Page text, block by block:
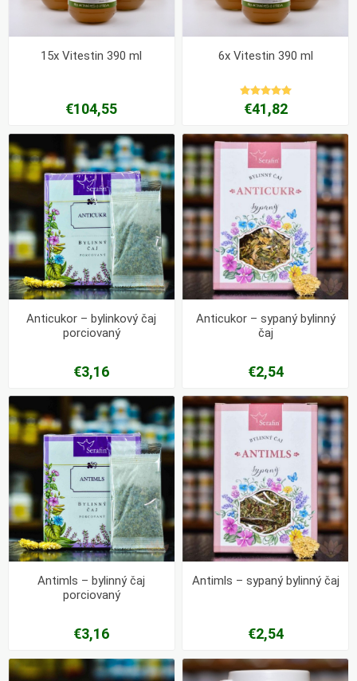
15x Vitestin 390 ml
€104,55
6x Vitestin 390 ml
€41,82
Anticukor – bylinkový čaj
porciovaný
€3,16
Anticukor – sypaný bylinný
čaj
€2,54
Antimls – bylinný čaj
porciovaný
€3,16
Antimls – sypaný bylinný čaj
€2,54